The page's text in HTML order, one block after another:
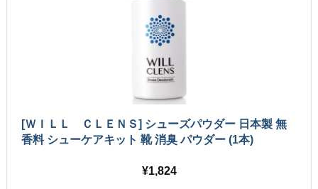
[ＷＩＬＬ ＣＬＥＮＳ] シューズパウダー 日本製 無
香料 シューケアキット 靴 消臭 パウダー (1本)
1,824